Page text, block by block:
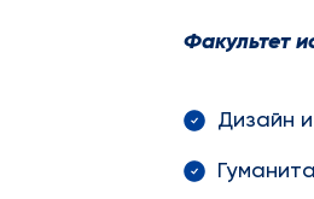
Факультет
Дизайн